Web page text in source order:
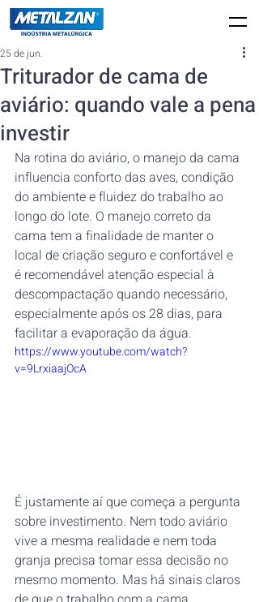
Triturador de cama de
aviário: quando vale a pena
investir
25 de jun.
Na rotina do aviário, o manejo da cama
influencia conforto das aves, condição
do ambiente e fluidez do trabalho ao
longo do lote. O manejo correto da
cama tem a finalidade de manter o
local de criação seguro e confortável e
é recomendável atenção especial à
descompactação quando necessário,
especialmente após os 28 dias, para
facilitar a evaporação da água.
https://www.youtube.com/watch?
v=9LrxiaajOcA
É justamente aí que começa a pergunta
sobre investimento. Nem todo aviário
vive a mesma realidade e nem toda
granja precisa tomar essa decisão no
mesmo momento. Mas há sinais claros